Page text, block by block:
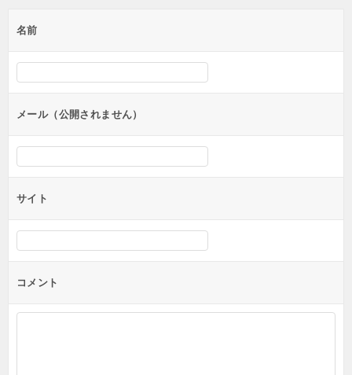
ー
シ
ン
名前
メール（公開されません）
サイト
コメント